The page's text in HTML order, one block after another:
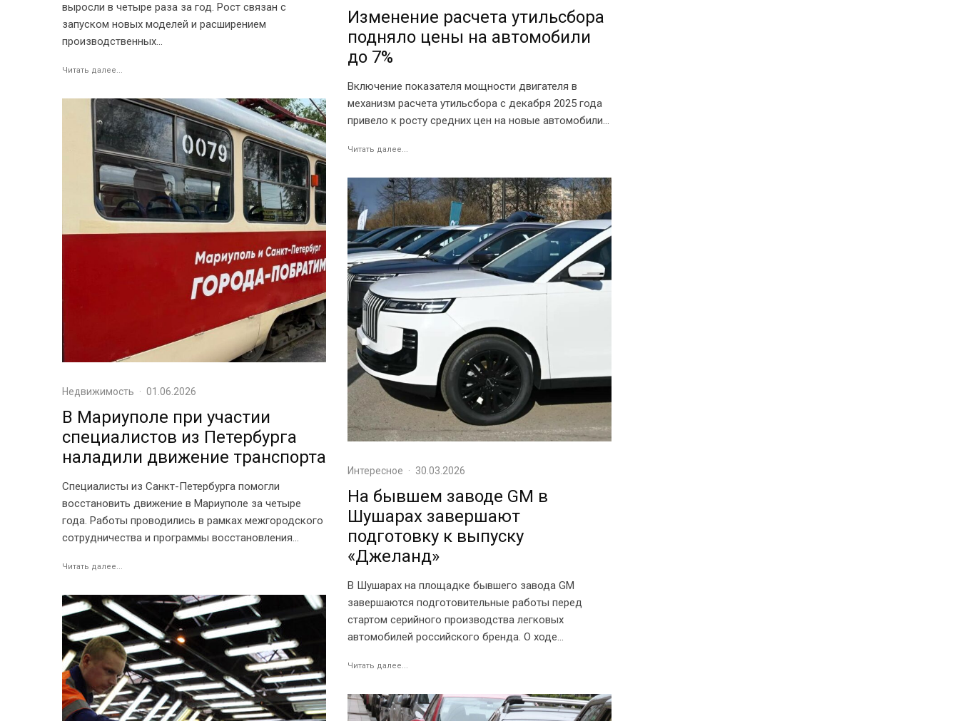
выросли в четыре раза за год. Рост связан с
запуском новых моделей и расширением
производственных...
Читать далее...
Недвижимость · 01.06.2026
В Мариуполе при участии
специалистов из Петербурга
наладили движение транспорта
Специалисты из Санкт-Петербурга помогли
восстановить движение в Мариуполе за четыре
года. Работы проводились в рамках межгородского
сотрудничества и программы восстановления...
Читать далее...
Изменение расчета утильсбора
подняло цены на автомобили
до 7%
Включение показателя мощности двигателя в
механизм расчета утильсбора с декабря 2025 года
привело к росту средних цен на новые автомобили...
Читать далее...
Интересное · 30.03.2026
На бывшем заводе GM в
Шушарах завершают
подготовку к выпуску
«Джеланд»
В Шушарах на площадке бывшего завода GM
завершаются подготовительные работы перед
стартом серийного производства легковых
автомобилей российского бренда. О ходе...
Читать далее...